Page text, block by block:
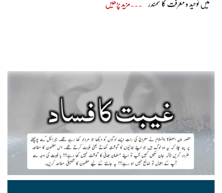
میں توحید و معرفت کا سمندر مزید پڑھیں